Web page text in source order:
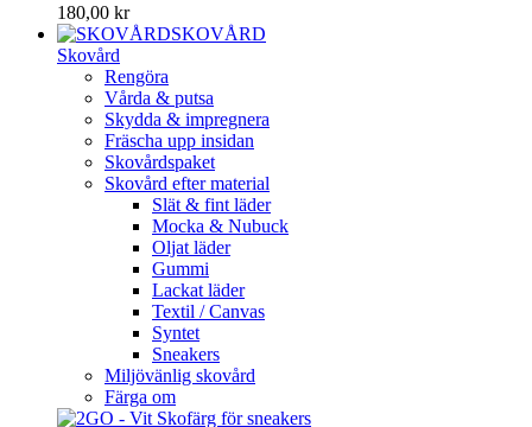
180,00 kr
SKOVÅRD
Skovård
Rengöra
Vårda & putsa
Skydda & impregnera
Fräscha upp insidan
Skovårdspaket
Skovård efter material
Slät & fint läder
Mocka & Nubuck
Oljat läder
Gummi
Lackat läder
Textil / Canvas
Syntet
Sneakers
Miljövänlig skovård
Färga om